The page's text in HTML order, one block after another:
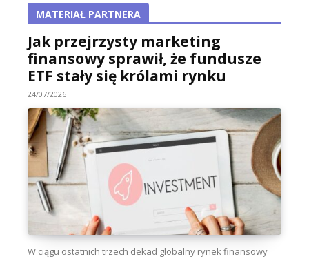
MATERIAŁ PARTNERA
Jak przejrzysty marketing
finansowy sprawił, że fundusze
ETF stały się królami rynku
24/07/2026
W ciągu ostatnich trzech dekad globalny rynek finansowy